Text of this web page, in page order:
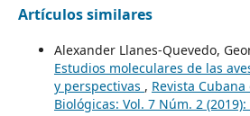
Artículos similares
Alexander Llanes-Quevedo,
Estudios moleculares de las
y perspectivas , Revista Cubana
Biológicas: Vol. 7 Núm. 2